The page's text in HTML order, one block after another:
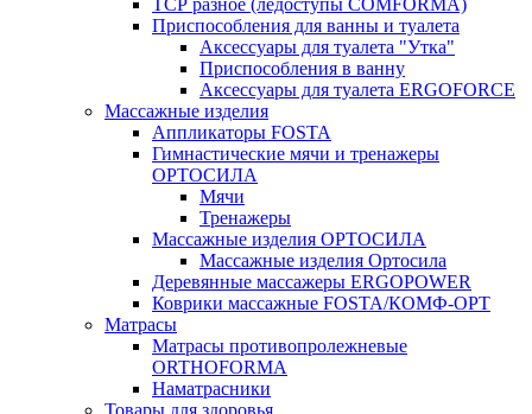
ТСР разное (ледоступы COMFORMA)
Приспособления для ванны и туалета
Аксессуары для туалета "Утка"
Приспособления в ванну
Аксессуары для туалета ERGOFORCE
Массажные изделия
Аппликаторы FOSTA
Гимнастические мячи и тренажеры
ОРТОСИЛА
Мячи
Тренажеры
Массажные изделия ОРТОСИЛА
Массажные изделия Ортосила
Деревянные массажеры ERGOPOWER
Коврики массажные FOSTA/КОМФ-ОРТ
Матрасы
Матрасы противопролежневые
ORTHOFORMA
Наматрасники